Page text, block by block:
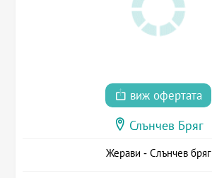
виж офертата
Слънчев Бряг
Жерави - Слънчев бряг